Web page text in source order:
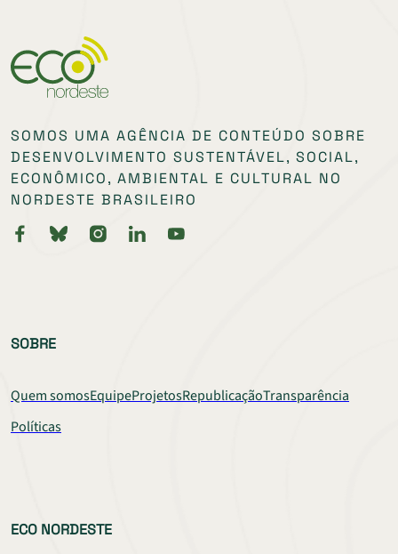
SOMOS UMA AGÊNCIA DE CONTEÚDO SOBRE
DESENVOLVIMENTO SUSTENTÁVEL, SOCIAL,
ECONÔMICO, AMBIENTAL E CULTURAL NO
NORDESTE BRASILEIRO
SOBRE
Quem somosEquipeProjetosRepublicaçãoTransparência
Políticas
ECO NORDESTE